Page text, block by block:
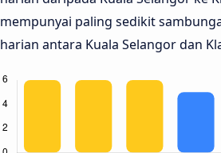
mempunyai paling sedikit
harian antara Kuala Selangor dan